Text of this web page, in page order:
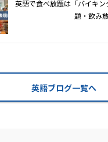
英語で食べ放題は「バイキ
題・飲み
英語ブログ一覧へ